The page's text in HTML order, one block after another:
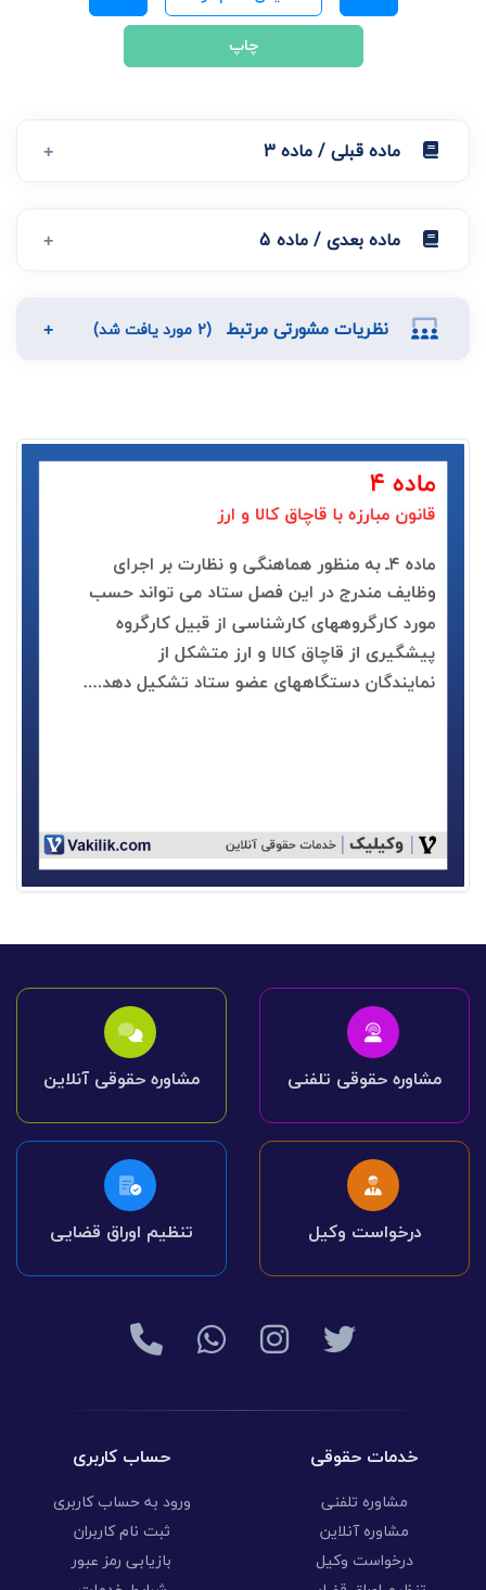
چاپ
ماده قبلی / ماده 3
ماده بعدی / ماده 5
نظریات مشورتی مرتبط (2 مورد یافت شد)
مشاوره حقوقی تلفنی مشاوره حقوقی آنلاین
درخواست وکیل تنظیم اوراق قضایی
خدمات حقوقی
مشاوره تلفنی
مشاوره آنلاین
درخواست وکیل
حساب کاربری
ورود به حساب کاربری
ثبت نام کاربران
بازیابی رمز عبور